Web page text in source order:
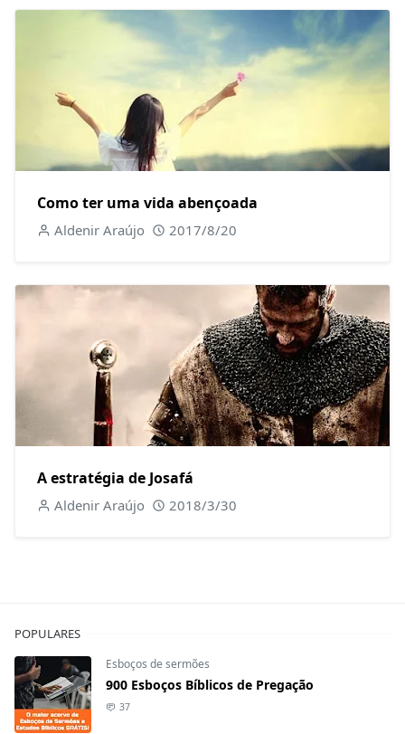
Como ter uma vida abençoada
Aldenir Araújo 2017/8/20
A estratégia de Josafá
Aldenir Araújo 2018/3/30
POPULARES
Esboços de sermões
900 Esboços Bíblicos de Pregação
37